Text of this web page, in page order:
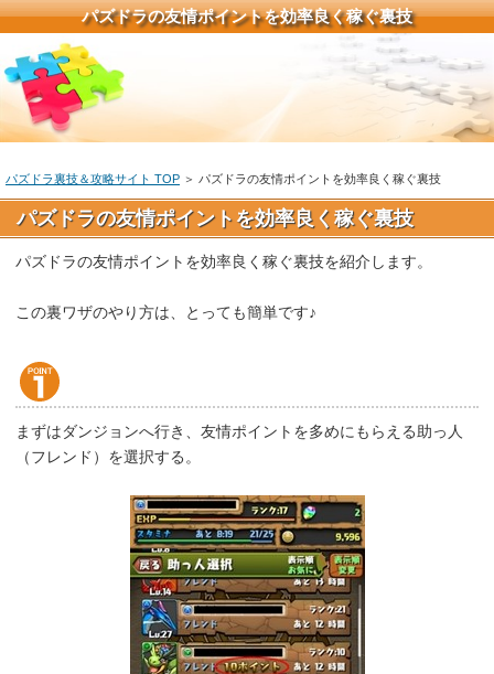
パズドラの友情ポイントを効率良く稼ぐ裏技
パズドラ裏技＆攻略サイト TOP ＞ パズドラの友情ポイントを効率良く稼ぐ裏技
パズドラの友情ポイントを効率良く稼ぐ裏技
パズドラの友情ポイントを効率良く稼ぐ裏技を紹介します。
この裏ワザのやり方は、とっても簡単です♪
まずはダンジョンへ行き、友情ポイントを多めにもらえる助っ人
（フレンド）を選択する。